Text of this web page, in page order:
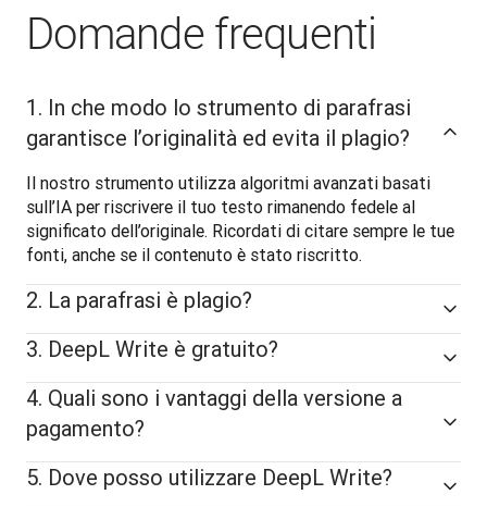
Domande frequenti
1. In che modo lo strumento di parafrasi
garantisce l’originalità ed evita il plagio?
Il nostro strumento utilizza algoritmi avanzati basati
sull’IA per riscrivere il tuo testo rimanendo fedele al
significato dell’originale. Ricordati di citare sempre le tue
fonti, anche se il contenuto è stato riscritto.
2. La parafrasi è plagio?
3. DeepL Write è gratuito?
4. Quali sono i vantaggi della versione a
pagamento?
5. Dove posso utilizzare DeepL Write?